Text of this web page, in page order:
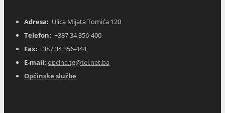
Adresa: Ulica Mijata Tomića 120
Telefon: +387 34 356-400
Fax: +387 34 356-444
E-mail: opcina.tg@tel.net.ba
Općinske službe